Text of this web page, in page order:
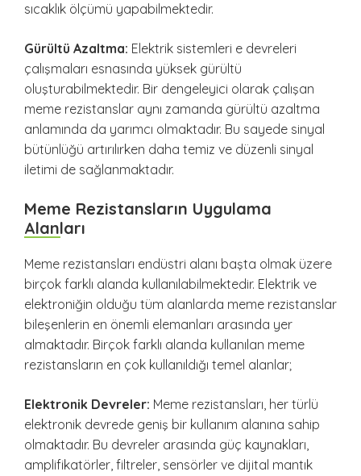
sıcaklık ölçümü yapabilmektedir.
Gürültü Azaltma: Elektrik sistemleri e devreleri
çalışmaları esnasında yüksek gürültü
oluşturabilmektedir. Bir dengeleyici olarak çalışan
meme rezistanslar aynı zamanda gürültü azaltma
anlamında da yarımcı olmaktadır. Bu sayede sinyal
bütünlüğü artırılırken daha temiz ve düzenli sinyal
iletimi de sağlanmaktadır.
Meme Rezistansların Uygulama
Alanları
Meme rezistansları endüstri alanı başta olmak üzere
birçok farklı alanda kullanılabilmektedir. Elektrik ve
elektroniğin olduğu tüm alanlarda meme rezistanslar
bileşenlerin en önemli elemanları arasında yer
almaktadır. Birçok farklı alanda kullanılan meme
rezistansların en çok kullanıldığı temel alanlar;
Elektronik Devreler: Meme rezistansları, her türlü
elektronik devrede geniş bir kullanım alanına sahip
olmaktadır. Bu devreler arasında güç kaynakları,
amplifikatörler, filtreler, sensörler ve dijital mantık